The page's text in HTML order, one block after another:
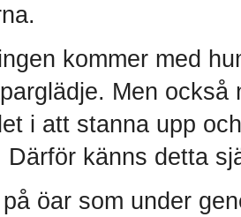
kommer med
Men också
i att stanna upp
Därför känns detta
öar som under